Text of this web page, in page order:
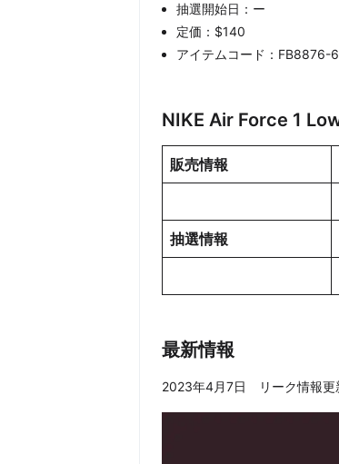
抽選開始日：ー
定価：$140
アイテムコード：FB8876-
NIKE Air Force 1
販売情報
抽選情報
最新情報
2023年4月7日 リーク情報更